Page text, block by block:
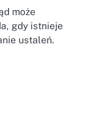
może
gdy istnieje
ustaleń.